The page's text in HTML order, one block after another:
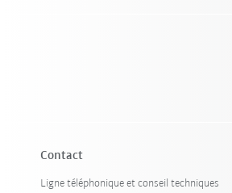
Contact
Ligne téléphonique et conseil techniques